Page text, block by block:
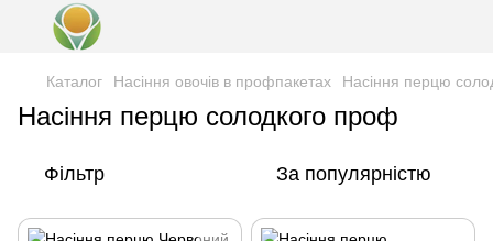
Каталог Насіння овочів в профпакетах Насіння перцю
Насіння перцю солодкого проф
Фільтр За популярністю